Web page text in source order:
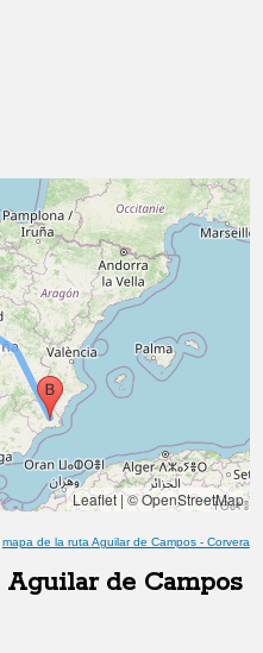
Leaflet|© OpenStreetMap
mapa de la ruta Aguilar de Campos- Corvera
Aguilar de Campos